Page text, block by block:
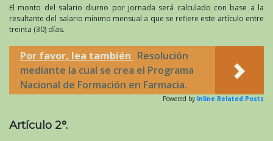
El monto del salario diurno por jornada será calculado con base a la
resultante del salario mínimo mensual a que se refiere este artículo entre
treinta (30) días.
Por favor, lea también Resolución
mediante la cual se crea el Programa
Nacional de Formación en Farmacia.
Powered by Inline Related Posts
Artículo 2°.